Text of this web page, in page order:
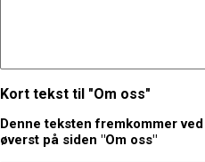
Kort tekst til "Om oss"
Denne teksten fremkommer
øverst på siden "Om oss"